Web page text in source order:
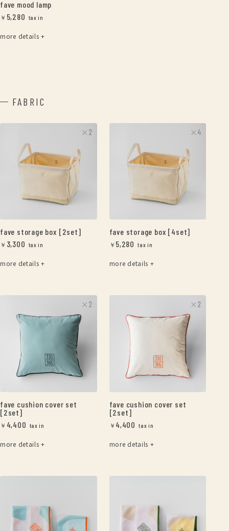
fave mood lamp
￥ 5,280
more details +
FABRIC
fave storage box [2set]
￥ 3,300
more details +
fave storage box [4set]
￥ 5,280
more details +
fave cushion cover set
[2set]
￥ 4,400
more details +
fave cushion cover set
[2set]
￥ 4,400
more details +